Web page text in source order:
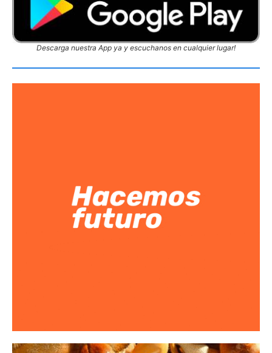
Descarga nuestra App ya y escuchanos en cualquier lugar!